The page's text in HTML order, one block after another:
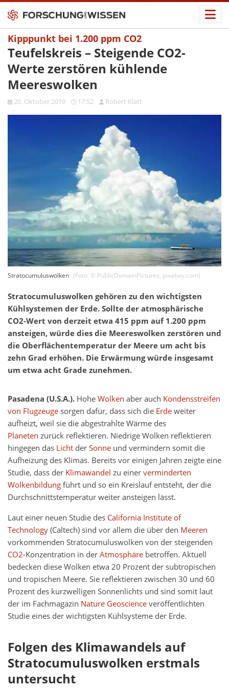
Kipppunkt bei 1.200 ppm CO2
Teufelskreis – Steigende CO2-
Werte zerstören kühlende
Meereswolken
20. Oktober 2019 17:52 Robert Klatt
Stratocumuluswolken (Foto: © PublicDomainPictures, pixabay.com)
Stratocumuluswolken gehören zu den wichtigsten
Kühlsystemen der Erde. Sollte der atmosphärische
CO2-Wert von derzeit etwa 415 ppm auf 1.200 ppm
ansteigen, würde dies die Meereswolken zerstören und
die Oberflächentemperatur der Meere um acht bis
zehn Grad erhöhen. Die Erwärmung würde insgesamt
um etwa acht Grade zunehmen.
Pasadena (U.S.A.). HoheWolken aber auch Kondensstreifen
von Flugzeugesorgen dafür, dass sich die Erdeweiter
aufheizt, weil sie die abgestrahlte Wärme des
Planeten zurück reflektieren. Niedrige Wolken reflektieren
hingegen das Licht derSonne und vermindern somit die
Aufheizung des Klimas. Bereits vor einigen Jahren zeigte eine
Studie, dass der Klimawandel zu einerverminderten
Wolkenbildungführt und so ein Kreislauf entsteht, der die
Durchschnittstemperatur weiter ansteigen lässt.
Laut einer neuen Studie des California Institute of
Technology(Caltech) sind vor allem die über den Meeren
vorkommenden Stratocumuluswolken von der steigenden
CO2-Konzentration in derAtmosphäre betroffen. Aktuell
bedecken diese Wolken etwa 20 Prozent der subtropischen
und tropischen Meere. Sie reflektieren zwischen 30 und 60
Prozent des kurzwelligen Sonnenlichts und sind somit laut
der im Fachmagazin Nature Geoscienceveröffentlichten
Studie eines der wichtigsten Kühlsysteme der Erde.
Folgen des Klimawandels auf
Stratocumuluswolken erstmals
untersucht